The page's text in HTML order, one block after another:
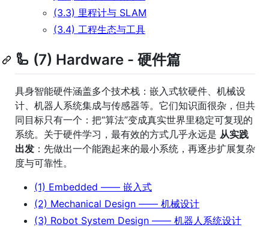
(3.3) 里程计与 SLAM
(3.4) 工程生态与工具
🦾 (7) Hardware - 硬件篇
具身智能硬件涵盖多个技术栈：嵌入式软硬件、机械设
计、机器人系统集成与传感器等。它们知识面很杂，但共
同目标只有一个：把“算法”变成真实世界里稳定可复现的
系统。关于硬件学习，最有效的方式几乎永远是 从实践
出发 ：先做出一个能跑起来的最小系统，再逐步扩展复杂
度与可靠性。
(1) Embedded —— 嵌入式
(2) Mechanical Design —— 机械设计
(3) Robot System Design —— 机器人系统设计